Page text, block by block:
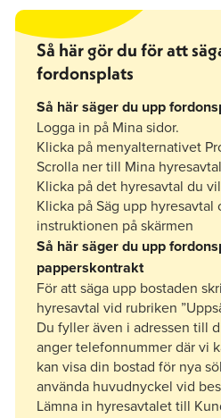
riskerar du som
det.
Så här gör du för att
fordonsplats
Så här säger du upp
Logga in på Mina sidor.
Klicka på menyalternativet
Scrolla ner till Mina hyresavtal
Klicka på det hyresavtal du
Klicka på Säg upp
instruktionen på skärmen
Så här säger du upp
papperskontrakt
För att säga upp bostaden
hyresavtal vid rubriken
Du fyller även i adressen till
anger telefonnummer där vi
kan visa din bostad för nya
använda huvudnyckel vid
Lämna in hyresavtalet till